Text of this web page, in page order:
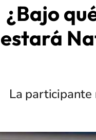
¿Bajo
estará
La participante